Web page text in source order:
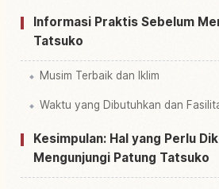
Informasi Praktis Sebelum
Tatsuko
Musim Terbaik dan Iklim
Waktu yang Dibutuhkan dan
Kesimpulan: Hal yang Perlu
Mengunjungi Patung Tatsuko